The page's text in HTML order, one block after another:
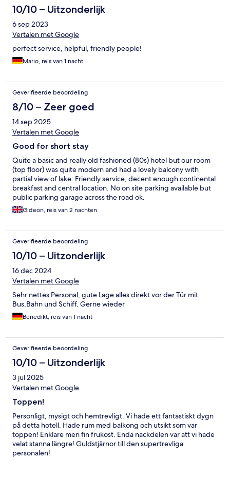
10/10 – Uitzonderlijk
6 sep 2023
Vertalen met Google
perfect service, helpful, friendly people!
Mario, reis van 1 nacht
Geverifieerde beoordeling
8/10 – Zeer goed
14 sep 2025
Vertalen met Google
Good for short stay
Quite a basic and really old fashioned (80s) hotel but our room
(top floor) was quite modern and had a lovely balcony with
partial view of lake. Friendly service, decent enough continental
breakfast and central location. No on site parking available but
public parking garage across the road ok.
Gideon, reis van 2 nachten
Geverifieerde beoordeling
10/10 – Uitzonderlijk
16 dec 2024
Vertalen met Google
Sehr nettes Personal, gute Lage alles direkt vor der Tür mit
Bus,Bahn und Schiff. Gerne wieder
Benedikt, reis van 1 nacht
Geverifieerde beoordeling
10/10 – Uitzonderlijk
3 jul 2025
Vertalen met Google
Toppen!
Personligt, mysigt och hemtrevligt. Vi hade ett fantastiskt dygn
på detta hotell. Hade rum med balkong och utsikt som var
toppen! Enklare men fin frukost. Enda nackdelen var att vi hade
velat stanna längre! Guldstjärnor till den supertrevliga
personalen!